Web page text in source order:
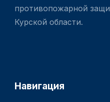
противопожарной
Курской области.
Навигация